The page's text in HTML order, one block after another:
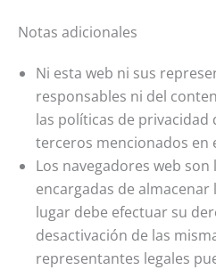
Notas adicionales
Ni esta web ni sus
responsables ni del
las políticas de
terceros mencionados en
Los navegadores web
encargadas de almacenar
lugar debe efectuar su
desactivación de las
representantes legales